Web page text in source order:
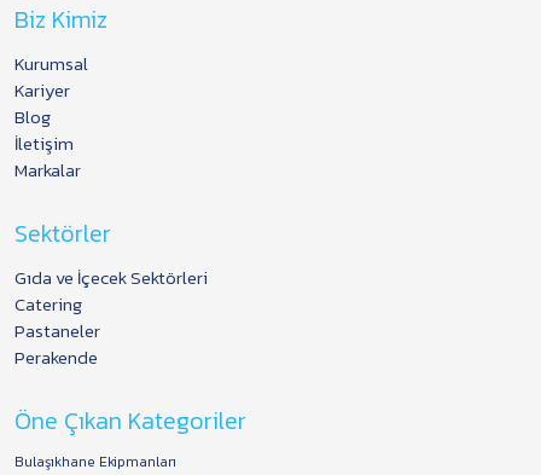
Biz Kimiz
Kurumsal
Kariyer
Blog
İletişim
Markalar
Sektörler
Gıda ve İçecek Sektörleri
Catering
Pastaneler
Perakende
Öne Çıkan Kategoriler
Bulaşıkhane Ekipmanları